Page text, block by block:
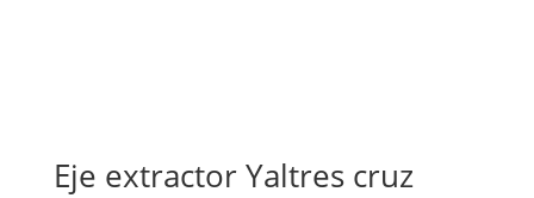
Eje extractor Yaltres cruz